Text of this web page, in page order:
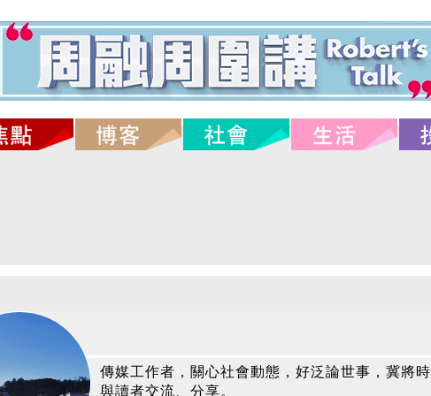
傳媒工作者，關心社會動態，好泛論世事，冀將
與讀者交流、分享。